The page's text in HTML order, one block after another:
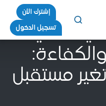
إشترك الأن
تسجيل الدخول
حديثة
والكفاءة:
مستقبل